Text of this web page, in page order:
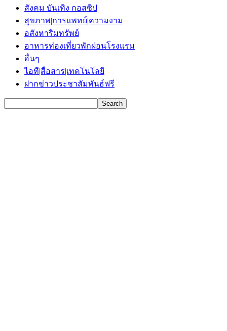
สังคม บันเทิง กอสซิป
สุขภาพ|การแพทย์|ความงาม
อสังหาริมทรัพย์
อาหารท่องเที่ยวพักผ่อนโรงแรม
อื่นๆ
ไอที|สื่อสาร|เทคโนโลยี
ฝากข่าวประชาสัมพันธ์ฟรี